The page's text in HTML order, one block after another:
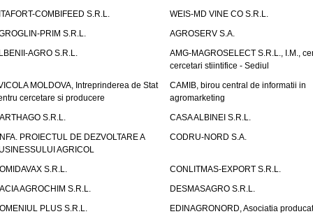
COMBIFEED S.R.L.
WEIS-MD VINE CO S.R.L.
PRIM S.R.L.
AGROSERV S.A.
AGRO S.R.L.
AMG-MAGROSELECT S.R.L., I.M.,
cercetari stiintifice - Sediul
MOLDOVA, Intreprinderea de Stat
cercetare si producere
CAMIB, birou central de informatii in
agromarketing
S.R.L.
CASA ALBINEI S.R.L.
PROIECTUL DE DEZVOLTARE A
AGRICOL
CODRU-NORD S.A.
S.R.L.
CONLITMAS-EXPORT S.R.L.
AGROCHIM S.R.L.
DESMASAGRO S.R.L.
PLUS S.R.L.
EDINAGRONORD, Asociatia